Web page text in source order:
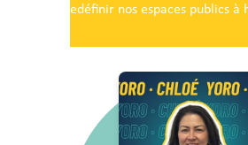
Redéfinir nos espaces publics à